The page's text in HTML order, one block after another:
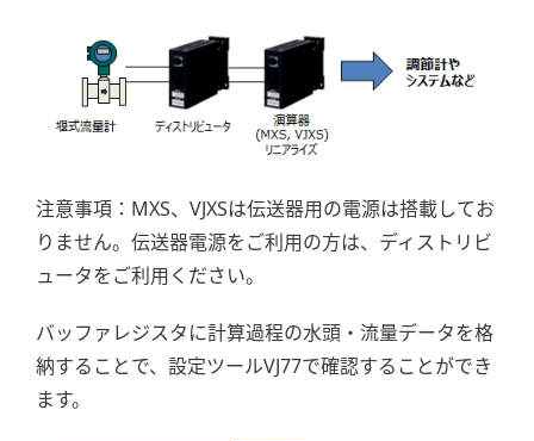
注意事項：MXS、VJXSは伝送器用の電源は搭載してお
りません。伝送器電源をご利用の方は、ディストリビ
ュータをご利用ください。
バッファレジスタに計算過程の水頭・流量データを格
納することで、設定ツールVJ77で確認することができ
ます。